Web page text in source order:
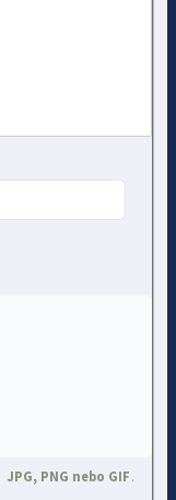
JPG, PNG nebo GIF .